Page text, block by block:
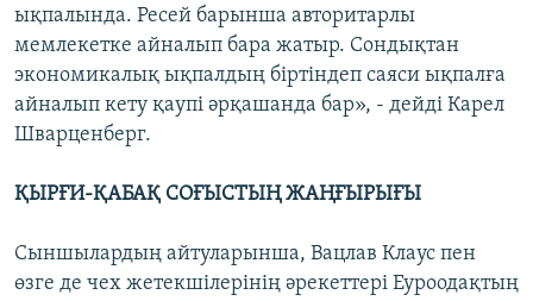
ықпалында. Ресей барынша авторитарлы
мемлекетке айналып бара жатыр. Сондықтан
экономикалық ықпалдың біртіндеп саяси ықпалға
айналып кету қаупі әрқашанда бар», - дейді Карел
Шварценберг.
ҚЫРҒИ-ҚАБАҚ СОҒЫСТЫҢ ЖАҢҒЫРЫҒЫ
Сыншылардың айтуларынша, Вацлав Клаус пен
өзге де чех жетекшілерінің әрекеттері Еуроодақтың